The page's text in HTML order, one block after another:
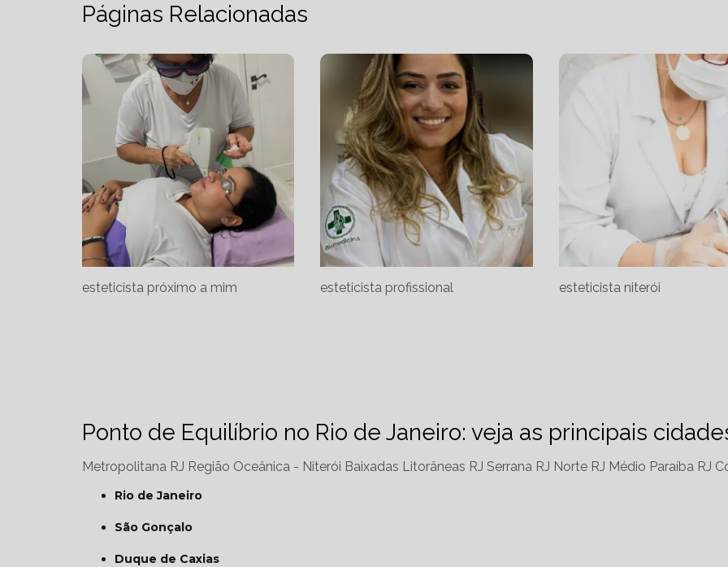
Páginas Relacionadas
esteticista próximo a mim esteticista profissional esteticista niterói
Ponto de Equilíbrio no Rio de Janeiro: veja as principais
Metropolitana RJ Região Oceânica - Niterói Baixadas Litorâneas RJ Serrana RJ Norte RJ Médio Paraíba RJ
Rio de Janeiro
São Gonçalo
Duque de Caxias